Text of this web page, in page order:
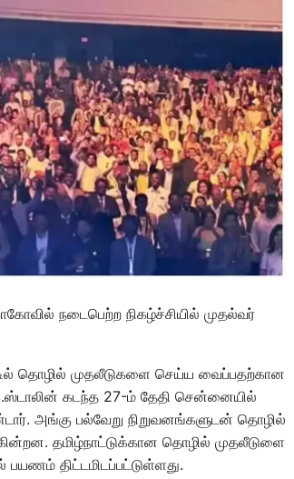
நடைபெற்ற நிகழ்ச்சியில் முதல்வர்
தொழில் முதலீடுகளை செய்ய வைப்பதற்கான
கடந்த 27-ம் தேதி சென்னையில்
அங்கு பல்வேறு நிறுவனங்களுடன் தொழில்
தமிழ்நாட்டுக்கான தொழில் முதலீடுளை
பயணம் திட்டமிடப்பட்டுள்ளது.